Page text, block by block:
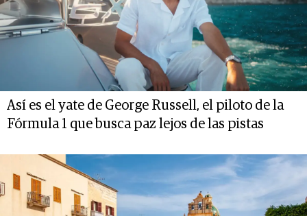
Así es el yate de George Russell, el piloto de la
Fórmula 1 que busca paz lejos de las pistas